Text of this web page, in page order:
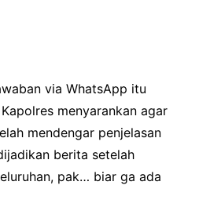
via WhatsApp itu
menyarankan agar
mendengar penjelasan
berita setelah
pak… biar ga ada